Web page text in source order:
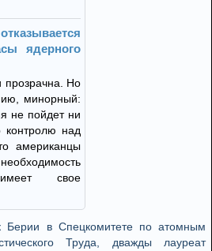
ядерного
прозрачна. Но
минорный:
не пойдет ни
контролю над
американцы
свое
в Спецкомитете по атомным
Труда, дважды лауреат